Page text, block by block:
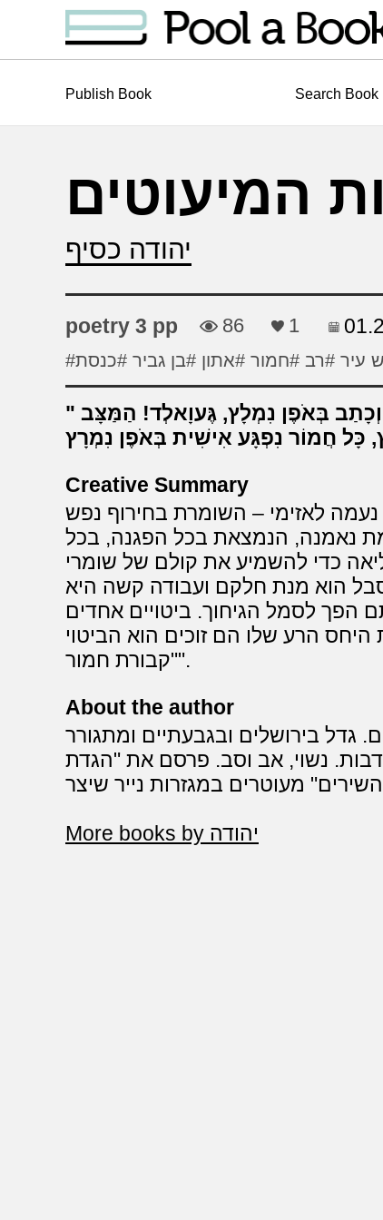
Publish Book Search Book
המיעוטים
יהודה כסיף
poetry 3 pp 86 1
עיר #רב #חמור #אתון #בן גביר #כנסת
Creative Summary
לאזימי – השומרת בחירוף נפש
נאמנה, הנמצאת בכל הפגנה, בכל
כדי להשמיע את קולם של שומרי
הוא מנת חלקם ועבודה קשה היא
הפך לסמל הגיחוך. ביטויים אחדים
הרע שלו הם זוכים הוא הביטוי
"קבורת חמור".
About the author
בירושלים. גדל בירושלים ובגבעתיים ומתגורר
נשוי, אב וסב. פרסם את "הגדת
More books by יהודה